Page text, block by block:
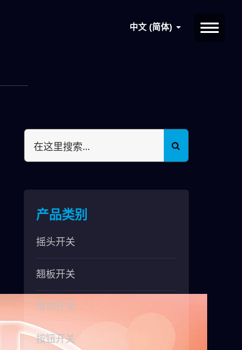
中文 (简体)
产品类别
摇头开关
翘板开关
滑动开关
按钮开关